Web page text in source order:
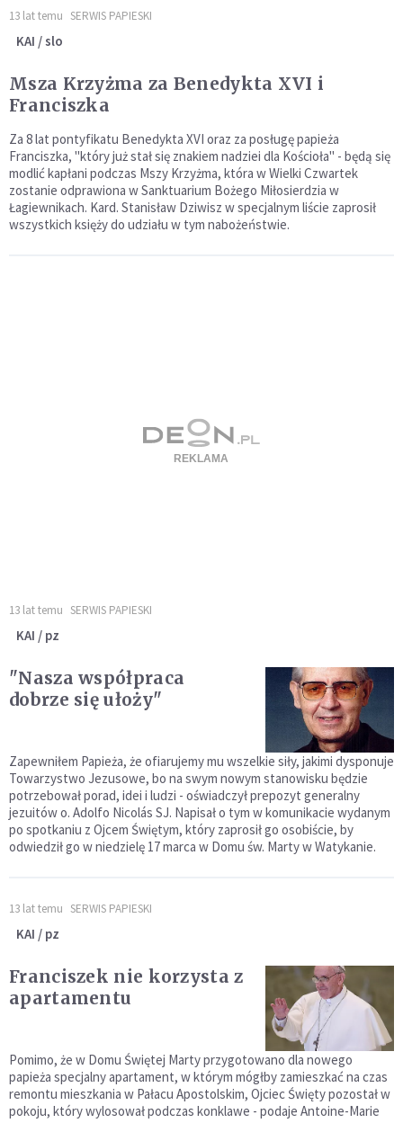
13 lat temu SERWIS PAPIESKI
KAI / slo
Msza Krzyżma za Benedykta XVI i
Franciszka
Za 8 lat pontyfikatu Benedykta XVI oraz za posługę papieża
Franciszka, "który już stał się znakiem nadziei dla Kościoła" - będą się
modlić kapłani podczas Mszy Krzyżma, która w Wielki Czwartek
zostanie odprawiona w Sanktuarium Bożego Miłosierdzia w
Łagiewnikach. Kard. Stanisław Dziwisz w specjalnym liście zaprosił
wszystkich księży do udziału w tym nabożeństwie.
13 lat temu SERWIS PAPIESKI
KAI / pz
"Nasza współpraca
dobrze się ułoży"
Zapewniłem Papieża, że ofiarujemy mu wszelkie siły, jakimi dysponuje
Towarzystwo Jezusowe, bo na swym nowym stanowisku będzie
potrzebował porad, idei i ludzi - oświadczył prepozyt generalny
jezuitów o. Adolfo Nicolás SJ. Napisał o tym w komunikacie wydanym
po spotkaniu z Ojcem Świętym, który zaprosił go osobiście, by
odwiedził go w niedzielę 17 marca w Domu św. Marty w Watykanie.
13 lat temu SERWIS PAPIESKI
KAI / pz
Franciszek nie korzysta z
apartamentu
Pomimo, że w Domu Świętej Marty przygotowano dla nowego
papieża specjalny apartament, w którym mógłby zamieszkać na czas
remontu mieszkania w Pałacu Apostolskim, Ojciec Święty pozostał w
pokoju, który wylosował podczas konklawe - podaje Antoine-Marie